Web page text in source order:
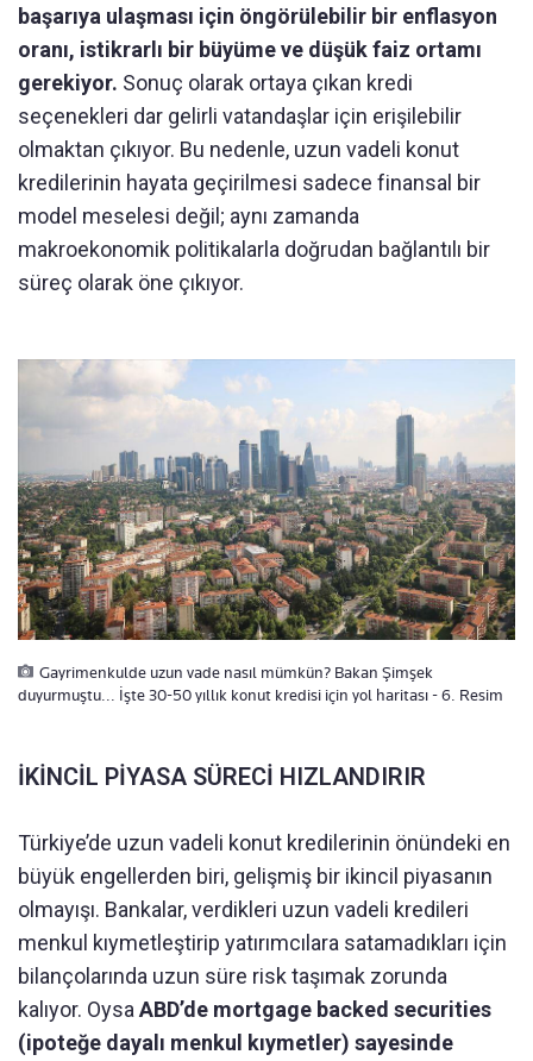
başarıya ulaşması için öngörülebilir bir enflasyon
oranı, istikrarlı bir büyüme ve düşük faiz ortamı
gerekiyor. Sonuç olarak ortaya çıkan kredi
seçenekleri dar gelirli vatandaşlar için erişilebilir
olmaktan çıkıyor. Bu nedenle, uzun vadeli konut
kredilerinin hayata geçirilmesi sadece finansal bir
model meselesi değil; aynı zamanda
makroekonomik politikalarla doğrudan bağlantılı bir
süreç olarak öne çıkıyor.
Gayrimenkulde uzun vade nasıl mümkün? Bakan Şimşek
duyurmuştu... İşte 30-50 yıllık konut kredisi için yol haritası - 6. Resim
İKİNCİL PİYASA SÜRECİ HIZLANDIRIR
Türkiye’de uzun vadeli konut kredilerinin önündeki en
büyük engellerden biri, gelişmiş bir ikincil piyasanın
olmayışı. Bankalar, verdikleri uzun vadeli kredileri
menkul kıymetleştirip yatırımcılara satamadıkları için
bilançolarında uzun süre risk taşımak zorunda
kalıyor. Oysa ABD’de mortgage backed securities
(ipoteğe dayalı menkul kıymetler) sayesinde